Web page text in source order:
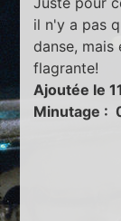
il n'y a pas
danse, mais
flagrante!
Ajoutée le
Minutage :